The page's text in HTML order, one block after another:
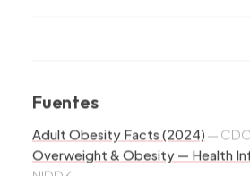
Fuentes
Adult Obesity Facts (2024) CDC
Overweight & Obesity — Health
NIDDK